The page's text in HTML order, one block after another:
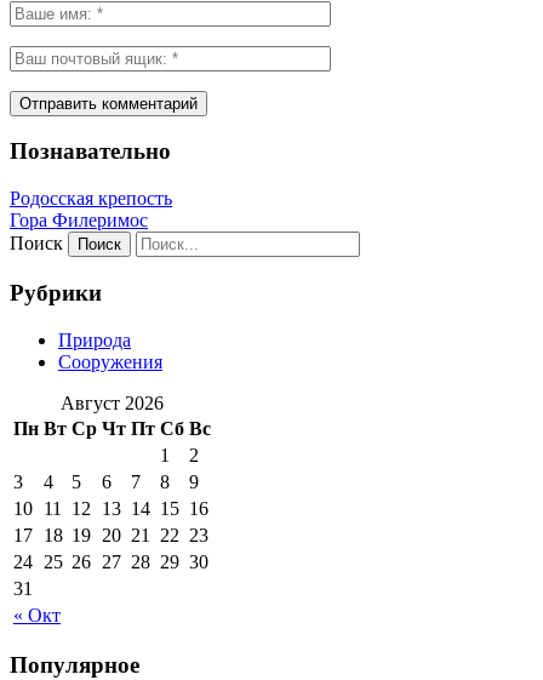
Познавательно
Родосская крепость
Гора Филеримос
Поиск
Рубрики
Природа
Сооружения
Август 2026
Пн Вт Ср Чт Пт Сб Вс
« Окт
1
2
3
4 5 6 7 8
9
10 11 12 13 14 15 16
17 18 19 20 21 22 23
24 25 26 27 28 29 30
31
Популярное